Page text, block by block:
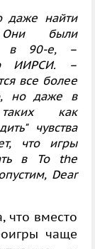
даже найти
были
в 90-е, –
ИИРСИ. –
все более
но даже в
как
чувства
что игры
в To the
Dear
что вместо
чаще